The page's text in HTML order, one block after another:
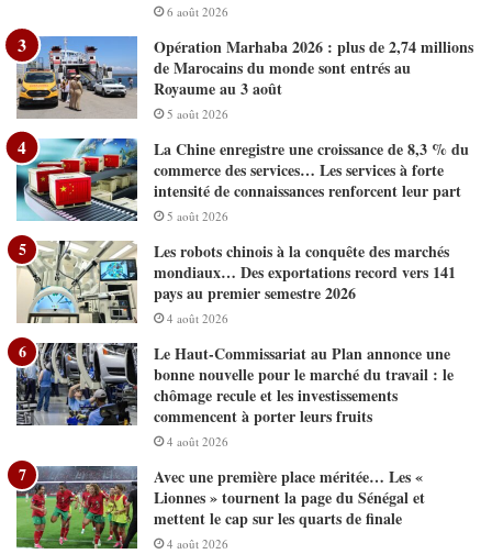
6 août 2026
Opération Marhaba 2026 : plus de 2,74 millions
de Marocains du monde sont entrés au
Royaume au 3 août
5 août 2026
La Chine enregistre une croissance de 8,3 % du
commerce des services… Les services à forte
intensité de connaissances renforcent leur part
5 août 2026
Les robots chinois à la conquête des marchés
mondiaux… Des exportations record vers 141
pays au premier semestre 2026
4 août 2026
Le Haut-Commissariat au Plan annonce une
bonne nouvelle pour le marché du travail : le
chômage recule et les investissements
commencent à porter leurs fruits
4 août 2026
Avec une première place méritée… Les «
Lionnes » tournent la page du Sénégal et
mettent le cap sur les quarts de finale
4 août 2026